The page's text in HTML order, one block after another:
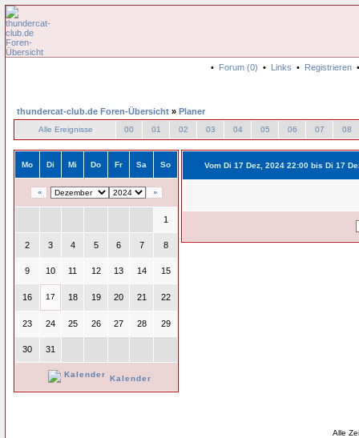
• Forum (0) • Links • Registrieren
thundercat-club.de Foren-Übersicht » Planer
Alle Ereignisse 00 01 02 03 04 05 06 07 08
Mo Di Mi Do Fr Sa So
« »
1
2 3 4 5 6 7 8
9 10 11 12 13 14 15
16 17 18 19 20 21 22
23 24 25 26 27 28 29
30 31
Kalender
Vom Di 17 Dez, 2024 22:00 bis Di 17
Alle